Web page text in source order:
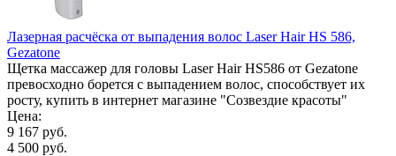
Лазерная расчёска от выпадения волос Laser Hair HS 586,
Gezatone
Щетка массажер для головы Laser Hair HS586 от Gezatone
превосходно борется с выпадением волос, способствует их
росту, купить в интернет магазине "Созвездие красоты"
Цена:
9 167 руб.
4 500 руб.